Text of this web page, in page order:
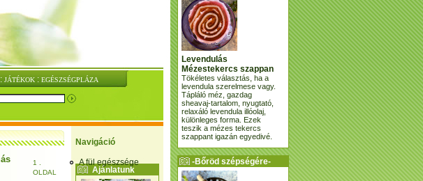
: JÁTÉKOK : EGÉSZSÉGPLÁZA
Navigáció
A fül egészsége
Ajánlatunk
1 .
OLDAL
Levendulás
Mézestekercs szappan
Tökéletes választás, ha a
levendula szerelmese vagy.
Tápláló méz, gazdag
sheavaj-tartalom, nyugtató,
relaxáló levendula illóolaj,
különleges forma. Ezek
teszik a mézes tekercs
szappant igazán egyedivé.
-Bőröd szépségére-